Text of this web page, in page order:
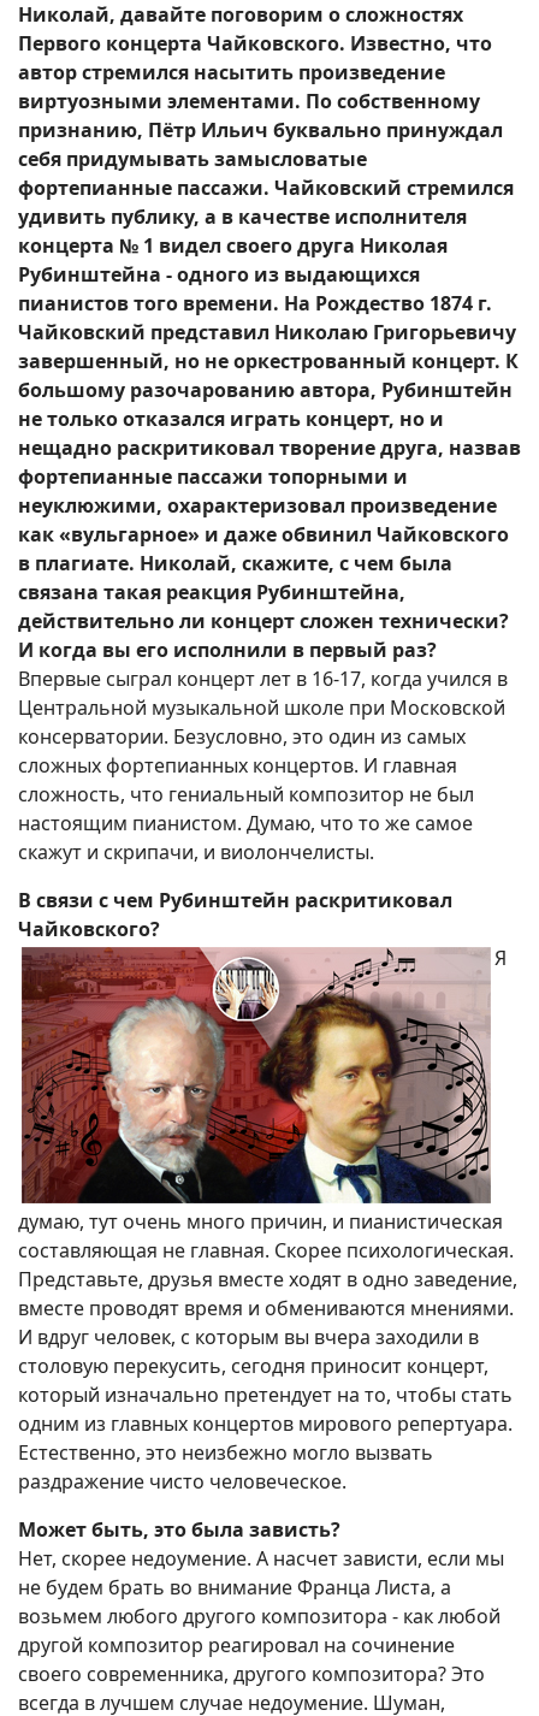
Николай, давайте поговорим о сложностях
Первого концерта Чайковского. Известно, что
автор стремился насытить произведение
виртуозными элементами. По собственному
признанию, Пётр Ильич буквально принуждал
себя придумывать замысловатые
фортепианные пассажи. Чайковский стремился
удивить публику, а в качестве исполнителя
концерта № 1 видел своего друга Николая
Рубинштейна - одного из выдающихся
пианистов того времени. На Рождество 1874 г.
Чайковский представил Николаю Григорьевичу
завершенный, но не оркестрованный концерт. К
большому разочарованию автора, Рубинштейн
не только отказался играть концерт, но и
нещадно раскритиковал творение друга, назвав
фортепианные пассажи топорными и
неуклюжими, охарактеризовал произведение
как «вульгарное» и даже обвинил Чайковского
в плагиате. Николай, скажите, с чем была
связана такая реакция Рубинштейна,
действительно ли концерт сложен технически?
И когда вы его исполнили в первый раз?
Впервые сыграл концерт лет в 16-17, когда учился в
Центральной музыкальной школе при Московской
консерватории. Безусловно, это один из самых
сложных фортепианных концертов. И главная
сложность, что гениальный композитор не был
настоящим пианистом. Думаю, что то же самое
скажут и скрипачи, и виолончелисты.
В связи с чем Рубинштейн раскритиковал
Чайковского?
Я
думаю, тут очень много причин, и пианистическая
составляющая не главная. Скорее психологическая.
Представьте, друзья вместе ходят в одно заведение,
вместе проводят время и обмениваются мнениями.
И вдруг человек, с которым вы вчера заходили в
столовую перекусить, сегодня приносит концерт,
который изначально претендует на то, чтобы стать
одним из главных концертов мирового репертуара.
Естественно, это неизбежно могло вызвать
раздражение чисто человеческое.
Может быть, это была зависть?
Нет, скорее недоумение. А насчет зависти, если мы
не будем брать во внимание Франца Листа, а
возьмем любого другого композитора - как любой
другой композитор реагировал на сочинение
своего современника, другого композитора? Это
всегда в лучшем случае недоумение. Шуман,